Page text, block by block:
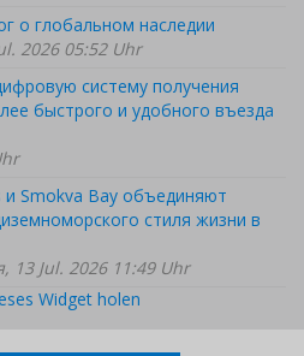
о глобальном наследии
2026 05:52 Uhr
систему получения
быстрого и удобного въезда
Smokva Bay объединяют
стиля жизни в
Jul. 2026 11:49 Uhr
Widget holen